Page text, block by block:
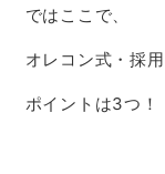
ではここで、
オレコン式・採
ポイントは3つ！